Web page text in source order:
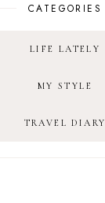
CATEGORIES
LIFE LATELY
MY STYLE
TRAVEL DIARY